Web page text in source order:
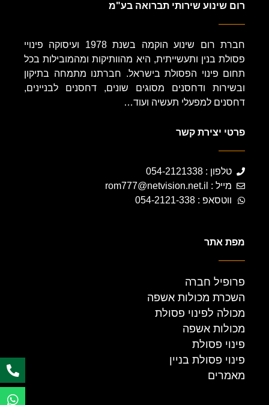
רום שינוע שירותי תברואה בע"מ
חברת רום שינוע הוקמה בשנת 1978 ועיסוקה פינויי
פסולת בנין ותעשייתית, היא מהוותיקות ומהמובילות בכל
תחום פינוי הפסולת בישראל. חברתנו מתמחה בתיקון
ובשירות ודחסנים מסוגים שונים, דחסנים לבניינים,
דחסנים למפעלי תעשיה ועוד…
פרטי יצירת קשר
טלפון : 054-2121338
מייל : rom777@netvision.net.il
ווטסאפ : 054-2121-338
מפת אתר
פרופיל חברה
השכרת מכולות אשפה
מכולה לפינוי פסולת
מכולות אשפה
פינוי פסולת
פינוי פסולת בניין
מאמרים